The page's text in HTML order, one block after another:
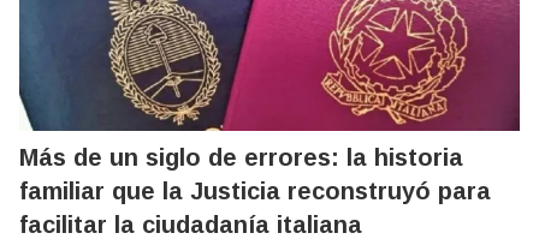
Más de un siglo de errores: la historia
familiar que la Justicia reconstruyó para
facilitar la ciudadanía italiana